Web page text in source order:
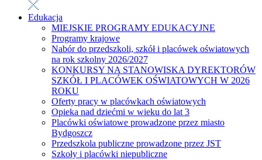
Edukacja
MIEJSKIE PROGRAMY EDUKACYJNE
Programy krajowe
Nabór do przedszkoli, szkół i placówek oświatowych
na rok szkolny 2026/2027
KONKURSY NA STANOWISKA DYREKTORÓW
SZKÓŁ I PLACÓWEK OŚWIATOWYCH W 2026
ROKU
Oferty pracy w placówkach oświatowych
Opieka nad dziećmi w wieku do lat 3
Placówki oświatowe prowadzone przez miasto
Bydgoszcz
Przedszkola publiczne prowadzone przez JST
Szkoły i placówki niepubliczne